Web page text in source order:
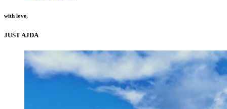
with love,
JUST AJDA